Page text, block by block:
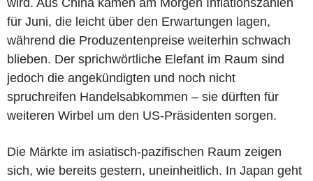
für Juni, die leicht über den Erwartungen lagen,
während die Produzentenpreise weiterhin schwach
blieben. Der sprichwörtliche Elefant im Raum sind
jedoch die angekündigten und noch nicht
spruchreifen Handelsabkommen – sie dürften für
weiteren Wirbel um den US-Präsidenten sorgen.
Die Märkte im asiatisch-pazifischen Raum zeigen
sich, wie bereits gestern, uneinheitlich. In Japan geht